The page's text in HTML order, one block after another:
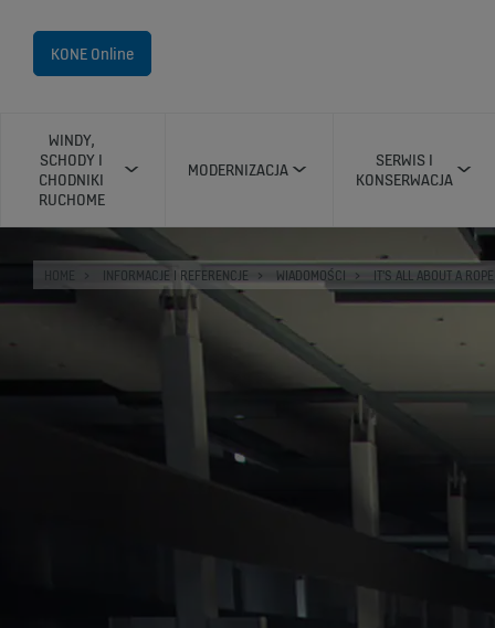
KONE Online
WINDY,
SCHODY I
CHODNIKI
RUCHOME
MODERNIZACJA
SERWIS I
KONSERWACJA
INFORMACJE I REFERENCJE WIADOMOŚCI IT'S ALL ABOUT A ROPE!